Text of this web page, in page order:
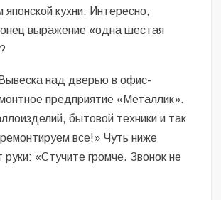
японской кухни. Интересно,
выражение «одна шестая
над дверью в офис-
предприятие «Металлик».
бытовой техники и так
все!» Чуть ниже
руки: «Стучите громче. Звонок не